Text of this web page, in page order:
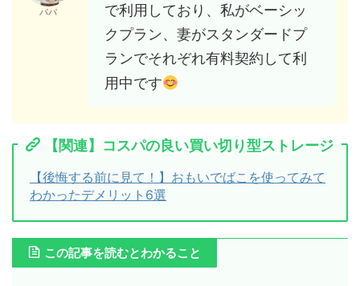
パパ
で利用しており、私がベーシッ
クプラン、妻がスタンダードプ
ランでそれぞれ有料契約して利
用中です
【関連】コスパの良い買い切り型ストレージ
【後悔する前に見て！】おもいでばこを使ってみて
わかったデメリット6選
この記事を読むとわかること